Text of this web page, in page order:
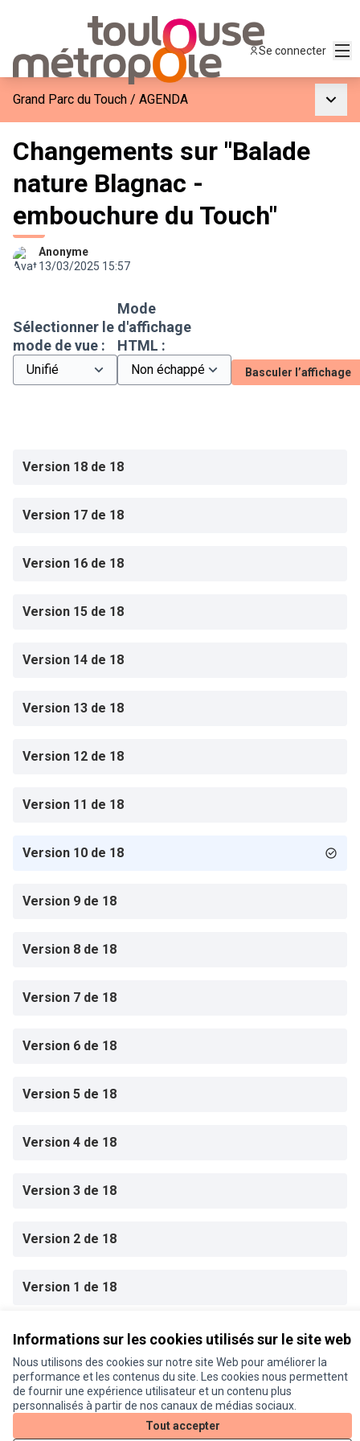
Informations sur les cookies utilisés sur le site web
Nous utilisons des cookies sur notre site Web pour améliorer la
performance et les contenus du site. Les cookies nous permettent
de fournir une expérience utilisateur et un contenu plus
personnalisés à partir de nos canaux de médias sociaux.
Tout accepter
Se connecter
Grand Parc du Touch / AGENDA
Changements sur "Balade
nature Blagnac -
embouchure du Touch"
Anonyme
13/03/2025 15:57
Sélectionner le
mode de vue :
Mode
d'affichage
HTML :
Basculer l’affichage
Version 18 de 18
Version 17 de 18
Version 16 de 18
Version 15 de 18
Version 14 de 18
Version 13 de 18
Version 12 de 18
Version 11 de 18
Version 10 de 18
Version 9 de 18
Version 8 de 18
Version 7 de 18
Version 6 de 18
Version 5 de 18
Version 4 de 18
Version 3 de 18
Version 2 de 18
Version 1 de 18
Conditions d'utilisation
Paramètres des cookies
Je participe ! sur X
(Lien externe)
Je participe ! sur Facebook
(Lien externe)
Je participe ! sur Instagram
(Lien externe)